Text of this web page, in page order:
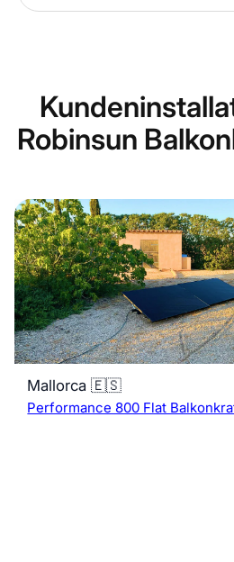
Robinsun
Mallorca 🇪🇸
Performance 800 Flat